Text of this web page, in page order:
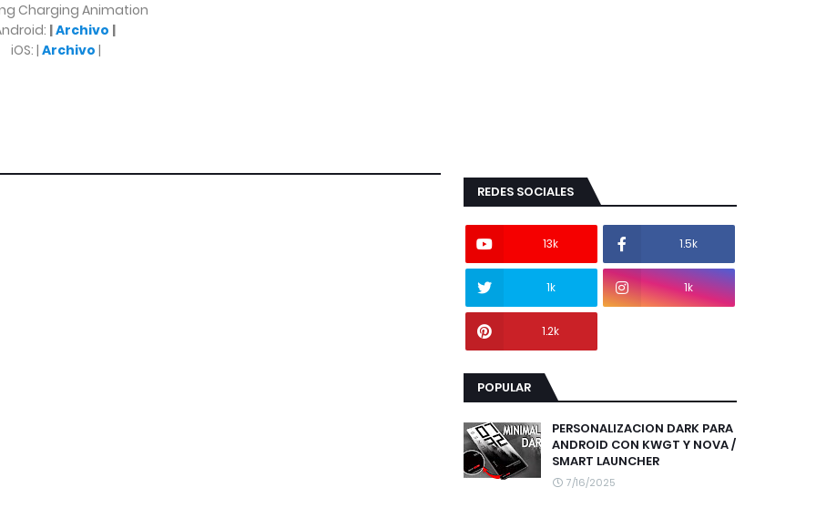
Charging Animation
|Archivo |
iOS: | Archivo |
REDES SOCIALES
13k 1.5k
1k 1k
1.2k
POPULAR
PERSONALIZACION DARK PARA
ANDROID CON KWGT Y NOVA /
SMART LAUNCHER
7/16/2025